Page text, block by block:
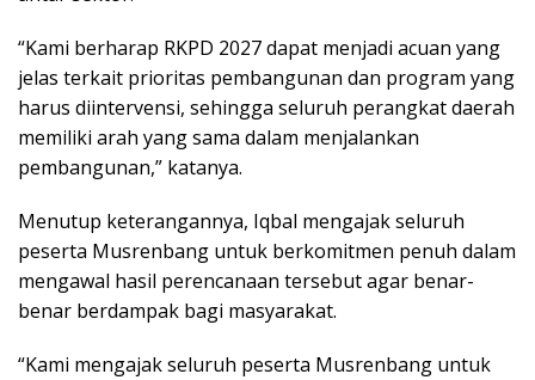
“Kami berharap RKPD 2027 dapat menjadi acuan yang
jelas terkait prioritas pembangunan dan program yang
harus diintervensi, sehingga seluruh perangkat daerah
memiliki arah yang sama dalam menjalankan
pembangunan,” katanya.
Menutup keterangannya, Iqbal mengajak seluruh
peserta Musrenbang untuk berkomitmen penuh dalam
mengawal hasil perencanaan tersebut agar benar-
benar berdampak bagi masyarakat.
“Kami mengajak seluruh peserta Musrenbang untuk